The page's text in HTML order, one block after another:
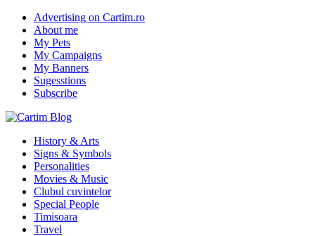
Advertising on Cartim.ro
About me
My Pets
My Campaigns
My Banners
Sugesstions
Subscribe
History & Arts
Signs & Symbols
Personalities
Movies & Music
Clubul cuvintelor
Special People
Timisoara
Travel